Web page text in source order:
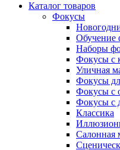
Каталог товаров
Фокусы
Обучение
Наборы
Фокусы с
Уличная
Фокусы
Фокусы с
Фокусы с
Классика
Салонная